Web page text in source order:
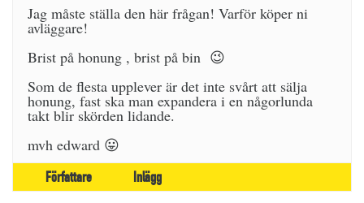
Jag måste ställa den här frågan! Varför köper ni
avläggare!
Brist på honung , brist på bin 😉
Som de flesta upplever är det inte svårt att sälja
honung, fast ska man expandera i en någorlunda
takt blir skörden lidande.
mvh edward 😛
Författare Inlägg